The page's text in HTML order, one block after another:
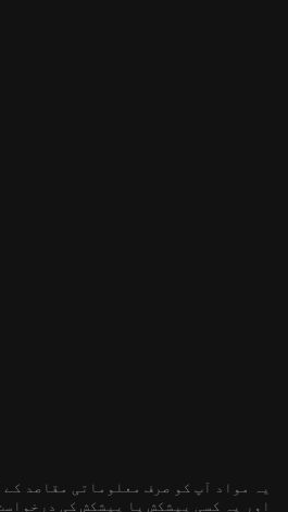
یہ مواد آپ کو صرف معلوماتی مقاصد
اور یہ کسی پیشکش یا پیشکش کی